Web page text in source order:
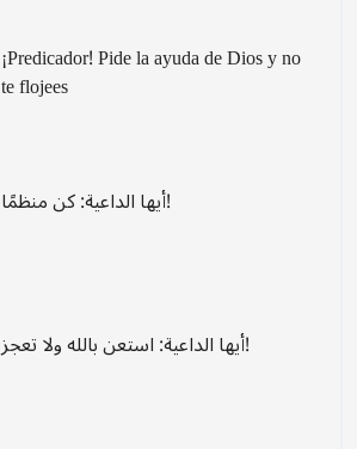
¡Predicador! Pide la ayuda de Dios y no
te flojees
أيها الداعية: كن منظمًا!
أيها الداعية: استعن بالله ولا تعجز!